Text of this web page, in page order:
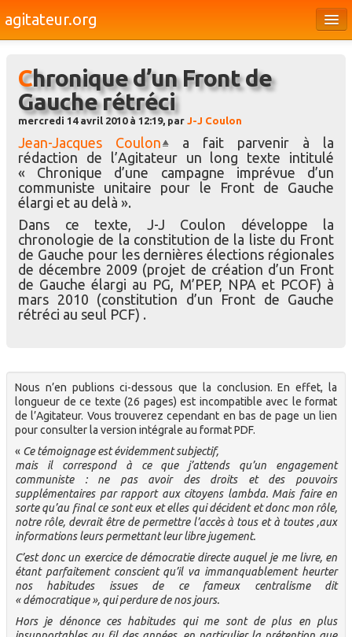
agitateur.org
Bourges & le Cher
Société
Culture
Médias
Dossiers
Brèves
Chronique d’un Front de
Gauche rétréci
mercredi 14 avril 2010 à 12:19, par J-J Coulon
Jean-Jacques Coulon
a fait parvenir à la
rédaction de l’Agitateur un long texte intitulé
« Chronique d’une campagne imprévue d’un
communiste unitaire pour le Front de Gauche
élargi et au delà ».
Dans ce texte, J-J Coulon développe la
chronologie de la constitution de la liste du Front
de Gauche pour les dernières élections régionales
de décembre 2009 (projet de création d’un Front
de Gauche élargi au PG, M’PEP, NPA et PCOF) à
mars 2010 (constitution d’un Front de Gauche
rétréci au seul PCF) .
Nous n’en publions ci-dessous que la conclusion. En effet, la
longueur de ce texte (26 pages) est incompatible avec le format
de l’Agitateur. Vous trouverez cependant en bas de page un lien
pour consulter la version intégrale au format PDF.
« Ce témoignage est évidemment subjectif,
mais il correspond à ce que j’attends qu’un engagement
communiste : ne pas avoir des droits et des pouvoirs
supplémentaires par rapport aux citoyens lambda. Mais faire en
sorte qu’au final ce sont eux et elles qui décident et donc mon rôle,
notre rôle, devrait être de permettre l’accès à tous et à toutes ,aux
informations leurs permettant leur libre jugement.
C’est donc un exercice de démocratie directe auquel je me livre, en
étant parfaitement conscient qu’il va immanquablement heurter
nos habitudes issues de ce fameux centralisme dit
« démocratique », qui perdure de nos jours.
Hors je dénonce ces habitudes qui me sont de plus en plus